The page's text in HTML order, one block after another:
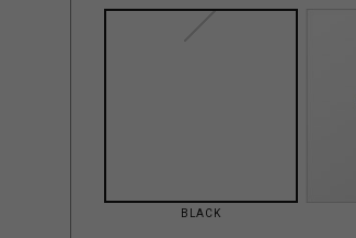
BLACK